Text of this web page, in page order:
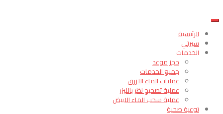
الرئيسية
سيرتي
الخدمات
حجز موعد
جميع الخدمات
عمليات الماء الازرق
عملية تصحيح نظر بالليزر
عملية سحب الماء الابيض
توعية صحية